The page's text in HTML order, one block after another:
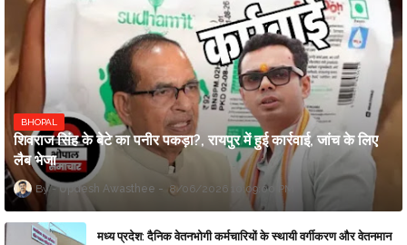
BHOPAL
शिवराज सिंह के बेटे का पनीर पकड़ा?, रायपुर में हुई कार्रवाई, जांच के लिए
लैब भेजा
Updesh Awasthee 8/06/2026 10:09:00 PM
मध्य प्रदेश: दैनिक वेतनभोगी कर्मचारियों के स्थायी वर्गीकरण और वेतनमान